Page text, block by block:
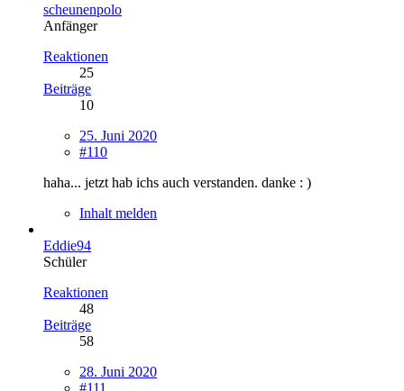
scheunenpolo
Anfänger
Reaktionen
25
Beiträge
10
25. Juni 2020
#110
haha... jetzt hab ichs auch verstanden. danke : )
Inhalt melden
Eddie94
Schüler
Reaktionen
48
Beiträge
58
28. Juni 2020
#111